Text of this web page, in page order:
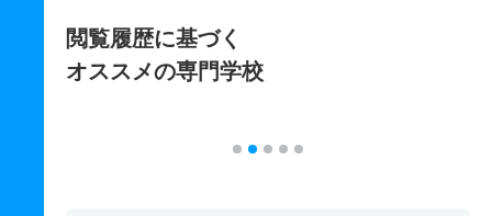
閲覧履歴に基づく
オススメの専門学校